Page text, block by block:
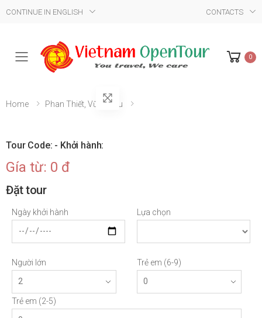
CONTINUE IN ENGLISH CONTACTS
Mobile Menu 0
Home Phan Thiết, Vũng Tàu
Tour Code: - Khởi hành:
Gía từ: 0 đ
Đặt tour
Ngày khởi hành Lựa chọn
Người lớn Trẻ em (6-9)
Trẻ em (2-5)